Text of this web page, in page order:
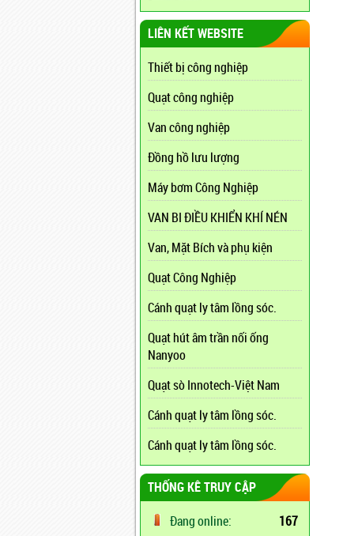
LIÊN KẾT WEBSITE
Thiết bị công nghiệp
Quạt công nghiệp
Van công nghiệp
Đồng hồ lưu lượng
Máy bơm Công Nghiệp
VAN BI ĐIỀU KHIỂN KHÍ NÉN
Van, Mặt Bích và phụ kiện
Quạt Công Nghiệp
Cánh quạt ly tâm lồng sóc.
Quạt hút âm trần nối ống
Nanyoo
Quạt sò Innotech-Việt Nam
Cánh quạt ly tâm lồng sóc.
Cánh quạt ly tâm lồng sóc.
THỐNG KÊ TRUY CẬP
Đang online:
167